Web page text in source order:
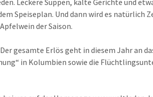
Speiseplan. Und dann wird es natürlich
der Saison.
gesamte Erlös geht in diesem Jahr an
in Kolumbien sowie die